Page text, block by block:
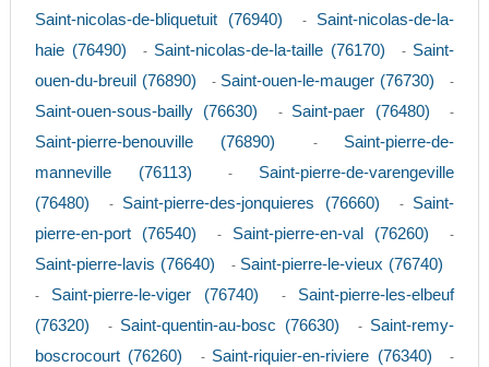
Saint-nicolas-de-bliquetuit (76940) - Saint-nicolas-de-la-
haie (76490)
- Saint-nicolas-de-la-taille (76170) - Saint-
ouen-du-breuil (76890)
- Saint-ouen-le-mauger (76730) -
Saint-ouen-sous-bailly (76630) - Saint-paer (76480) -
Saint-pierre-benouville (76890) - Saint-pierre-de-
manneville (76113)
- Saint-pierre-de-varengeville
(76480)
- Saint-pierre-des-jonquieres (76660) - Saint-
pierre-en-port (76540)
- Saint-pierre-en-val (76260) -
Saint-pierre-lavis (76640) - Saint-pierre-le-vieux (76740)
- Saint-pierre-le-viger (76740) - Saint-pierre-les-elbeuf
(76320)
- Saint-quentin-au-bosc (76630) - Saint-remy-
boscrocourt (76260)
- Saint-riquier-en-riviere (76340) -